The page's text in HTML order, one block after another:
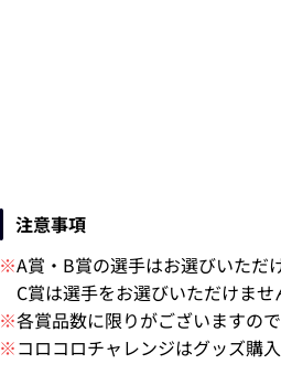
注意事項
※A賞・B賞の選手はお選びいただ
C賞は選手をお選びいただけま
※各賞品数に限りがございますの
※コロコロチャレンジはグッズ購